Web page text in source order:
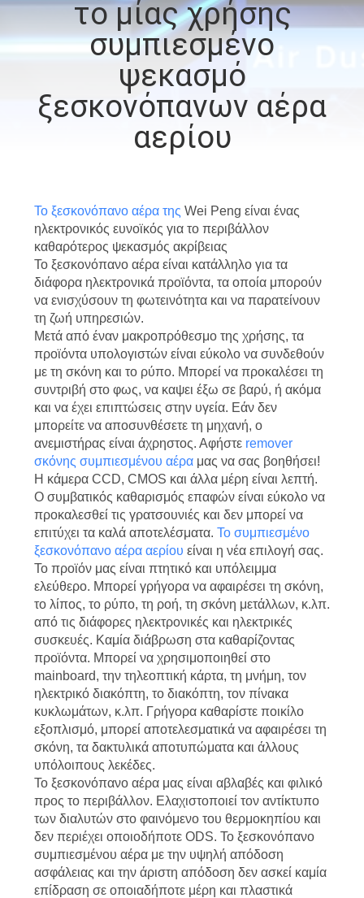
ΓΎΡΟΣ
ΕΡΓΟΣΤΑΣΊΩΝ
ΠΟΙΟΤΙΚΌΣ
ΈΛΕΓΧΟΣ
ΝΈΑ
ΌΛΕΣ
ΠΕΡΙΠΤΏΣΕΙΣ
SITEMAP
ΠΟΛΙΤΙΚΉ
ΑΠΟΡΡΉΤΟΥ
το μίας χρήσης
συμπιεσμένο
ψεκασμό
ξεσκονόπανων αέρα
αερίου
Το ξεσκονόπανο αέρα της Wei Peng είναι ένας
ηλεκτρονικός ευνοϊκός για το περιβάλλον
καθαρότερος ψεκασμός ακρίβειας
Το ξεσκονόπανο αέρα είναι κατάλληλο για τα
διάφορα ηλεκτρονικά προϊόντα, τα οποία μπορούν
να ενισχύσουν τη φωτεινότητα και να παρατείνουν
τη ζωή υπηρεσιών.
Μετά από έναν μακροπρόθεσμο της χρήσης, τα
προϊόντα υπολογιστών είναι εύκολο να συνδεθούν
με τη σκόνη και το ρύπο. Μπορεί να προκαλέσει τη
συντριβή στο φως, να καψει έξω σε βαρύ, ή ακόμα
και να έχει επιπτώσεις στην υγεία. Εάν δεν
μπορείτε να αποσυνθέσετε τη μηχανή, ο
ανεμιστήρας είναι άχρηστος. Αφήστε remover
σκόνης συμπιεσμένου αέραμας να σας βοηθήσει!
Η κάμερα CCD, CMOS και άλλα μέρη είναι λεπτή.
Ο συμβατικός καθαρισμός επαφών είναι εύκολο να
προκαλεσθεί τις γρατσουνιές και δεν μπορεί να
επιτύχει τα καλά αποτελέσματα. Το συμπιεσμένο
ξεσκονόπανο αέρα αερίου είναι η νέα επιλογή σας.
Το προϊόν μας είναι πτητικό και υπόλειμμα
ελεύθερο. Μπορεί γρήγορα να αφαιρέσει τη σκόνη,
το λίπος, το ρύπο, τη ροή, τη σκόνη μετάλλων, κ.λπ.
από τις διάφορες ηλεκτρονικές και ηλεκτρικές
συσκευές. Καμία διάβρωση στα καθαρίζοντας
προϊόντα. Μπορεί να χρησιμοποιηθεί στο
mainboard, την τηλεοπτική κάρτα, τη μνήμη, τον
ηλεκτρικό διακόπτη, το διακόπτη, τον πίνακα
κυκλωμάτων, κ.λπ. Γρήγορα καθαρίστε ποικίλο
εξοπλισμό, μπορεί αποτελεσματικά να αφαιρέσει τη
σκόνη, τα δακτυλικά αποτυπώματα και άλλους
υπόλοιπους λεκέδες.
Το ξεσκονόπανο αέρα μας είναι αβλαβές και φιλικό
προς το περιβάλλον. Ελαχιστοποιεί τον αντίκτυπο
των διαλυτών στο φαινόμενο του θερμοκηπίου και
δεν περιέχει οποιοδήποτε ODS. Το ξεσκονόπανο
συμπιεσμένου αέρα με την υψηλή απόδοση
ασφάλειας και την άριστη απόδοση δεν ασκεί καμία
επίδραση σε οποιαδήποτε μέρη και πλαστικά